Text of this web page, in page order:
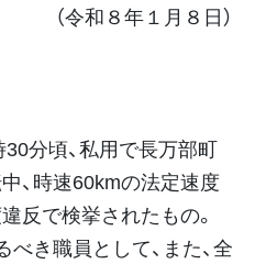
（令和８年１月８日）
分頃、私用で長万部町
、時速60kmの法定速度
反で検挙されたもの。
き職員として、また、全